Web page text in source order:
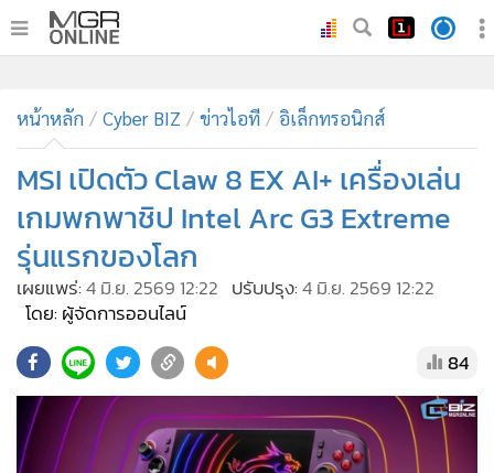
• ทันเหตุการณ์
• ภาคใต้
• ภูมิภาค
• Online Section
• บันเทิง
• ผู้จัดการรายวัน
คอลัมนิสต์
• ละคร
• CbizReview
Cyber BIZ
•
ผู้จัดกวน
หน้าหลัก Cyber BIZ
MSI เปิดตัว Claw 8 EX AI+ เครื่องเล่น
เกมพกพาชิป Intel Arc G3 Extreme
รุ่นแรกของโลก
เผยแพร่: 4 มิ.ย. 2569 12:22ปรับปรุง:4 มิ.ย. 2569 12:22
โดย: ผู้จัดการออนไลน์